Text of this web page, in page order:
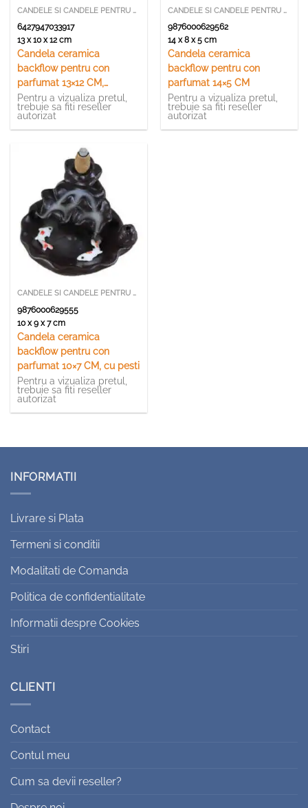
CANDELE SI CANDELE PENTRU ULEI PARFUMATE
6427947033917
13 x 10 x 12 cm
Candela ceramica
backflow pentru con
parfumat 13×12 CM,
Backflow, Elefant
Pentru a vizualiza pretul,
trebuie sa fiti reseller
autorizat
CANDELE SI CANDELE PENTRU ULEI PARFUMATE
9876000629562
14 x 8 x 5 cm
Candela ceramica
backflow pentru con
parfumat 14×5 CM
Pentru a vizualiza pretul,
trebuie sa fiti reseller
autorizat
CANDELE SI CANDELE PENTRU ULEI PARFUMATE
9876000629555
10 x 9 x 7 cm
Candela ceramica
backflow pentru con
parfumat 10×7 CM, cu pesti
Pentru a vizualiza pretul,
trebuie sa fiti reseller
autorizat
INFORMATII
Livrare si Plata
Termeni si conditii
Modalitati de Comanda
Politica de confidentialitate
Informatii despre Cookies
Stiri
CLIENTI
Contact
Contul meu
Cum sa devii reseller?